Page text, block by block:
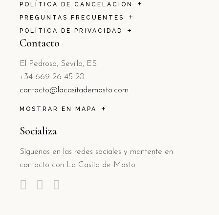
POLÍTICA DE CANCELACIÓN
PREGUNTAS FRECUENTES
POLÍTICA DE PRIVACIDAD
Contacto
El Pedroso, Sevilla, ES
+34 669 26 45 20
contacto@lacasitademosto.com
MOSTRAR EN MAPA
Socializa
Síguenos en las redes sociales y mantente en
contacto con La Casita de Mosto.